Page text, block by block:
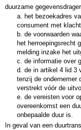
duurzame
a. het bezoekadres
consument met
b. de voorwaarden
het herroepingsrecht
melding inzake het
c. de informatie over
d. de in artikel 4 lid 3
tenzij de ondernemer
verstrekt vóór de
e. de vereisten voor
overeenkomst een
onbepaalde duur is.
In geval van een